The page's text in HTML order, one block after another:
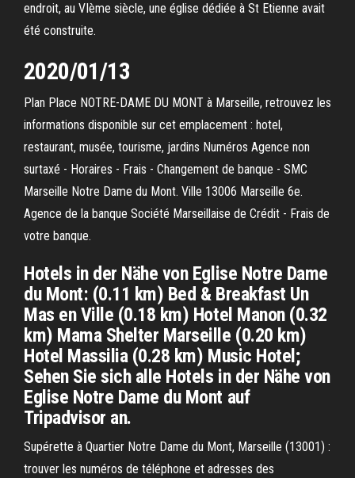
endroit, au VIème siècle, une église dédiée à St Etienne avait
été construite.
2020/01/13
Plan Place NOTRE-DAME DU MONT à Marseille, retrouvez les
informations disponible sur cet emplacement : hotel,
restaurant, musée, tourisme, jardins Numéros Agence non
surtaxé - Horaires - Frais - Changement de banque - SMC
Marseille Notre Dame du Mont. Ville 13006 Marseille 6e.
Agence de la banque Société Marseillaise de Crédit - Frais de
votre banque.
Hotels in der Nähe von Eglise Notre Dame
du Mont: (0.11 km) Bed & Breakfast Un
Mas en Ville (0.18 km) Hotel Manon (0.32
km) Mama Shelter Marseille (0.20 km)
Hotel Massilia (0.28 km) Music Hotel;
Sehen Sie sich alle Hotels in der Nähe von
Eglise Notre Dame du Mont auf
Tripadvisor an.
Supérette à Quartier Notre Dame du Mont, Marseille (13001) :
trouver les numéros de téléphone et adresses des